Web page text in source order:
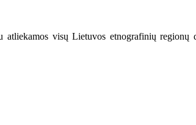
visų Lietuvos etnografinių